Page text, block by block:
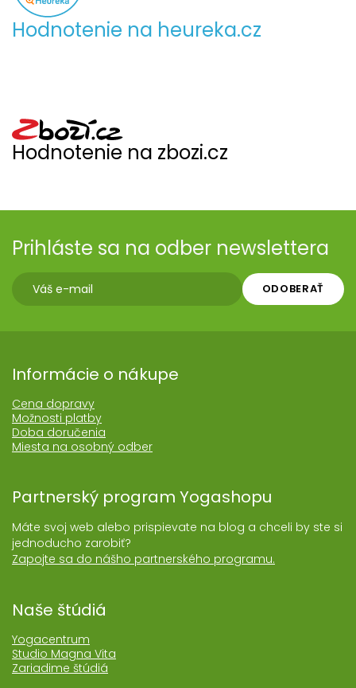
Hodnotenie na heureka.cz
Hodnotenie na zbozi.cz
Prihláste sa na odber newslettera
ODOBERAŤ
Informácie o nákupe
Cena dopravy
Možnosti platby
Doba doručenia
Miesta na osobný odber
Partnerský program Yogashopu
Máte svoj web alebo prispievate na blog a chceli by ste si
jednoducho zarobiť?
Zapojte sa do nášho partnerského programu.
Naše štúdiá
Yogacentrum
Studio Magna Vita
Zariadime štúdiá